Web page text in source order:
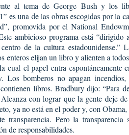
al tema de George Bush y los
es una de las obras escogidas por la
promovida por el National
ambicioso programa está “dirigido
de la cultura estadounidense.”
enteros elijan un libro y alienten a
cual el papel entra espontáneamente
Los bomberos no apagan
libros. Bradbury dijo: “Para
con lograr que la gente deje
ya no está en el poder y, con
transparencia. Pero la transparencia
de responsabilidades.